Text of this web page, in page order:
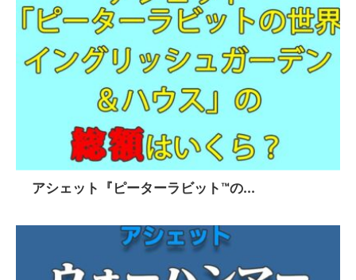
アシェット『ピーターラビット™の...